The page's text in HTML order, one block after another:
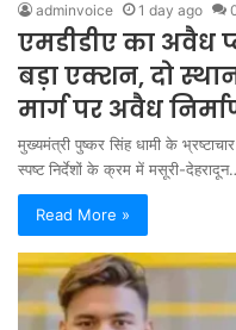
adminvoice 1 day ago
एमडीडीए का अवैध
बड़ा एक्शन, दो
मार्ग पर अवैध
मुख्यमंत्री पुष्कर सिंह धामी के
स्पष्ट निर्देशों के क्रम में मसूरी-
Read More »